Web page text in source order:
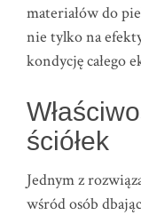
materiałów do
nie tylko na
kondycję całego
ściółek
Jednym z
wśród osób